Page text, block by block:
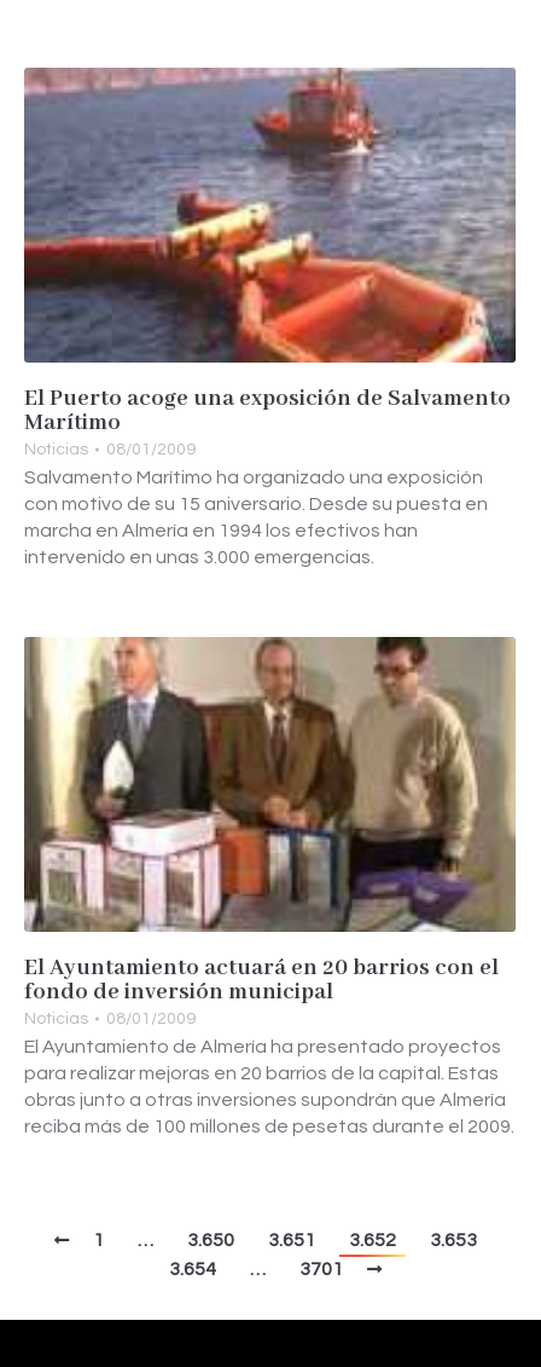
El Puerto acoge una exposición de Salvamento
Marítimo
Noticias 08/01/2009
Salvamento Marítimo ha organizado una exposición
con motivo de su 15 aniversario. Desde su puesta en
marcha en Almería en 1994 los efectivos han
intervenido en unas 3.000 emergencias.
El Ayuntamiento actuará en 20 barrios con el
fondo de inversión municipal
Noticias 08/01/2009
El Ayuntamiento de Almería ha presentado proyectos
para realizar mejoras en 20 barrios de la capital. Estas
obras junto a otras inversiones supondrán que Almería
reciba más de 100 millones de pesetas durante el 2009.
1 … 3.650 3.651 3.652
3.653
3.654
… 3701